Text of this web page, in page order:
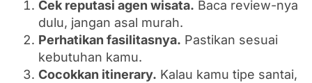
Cek reputasi agen wisata. Baca review-nya
dulu, jangan asal murah.
Perhatikan fasilitasnya. Pastikan sesuai
kebutuhan kamu.
Cocokkan itinerary. Kalau kamu tipe santai,